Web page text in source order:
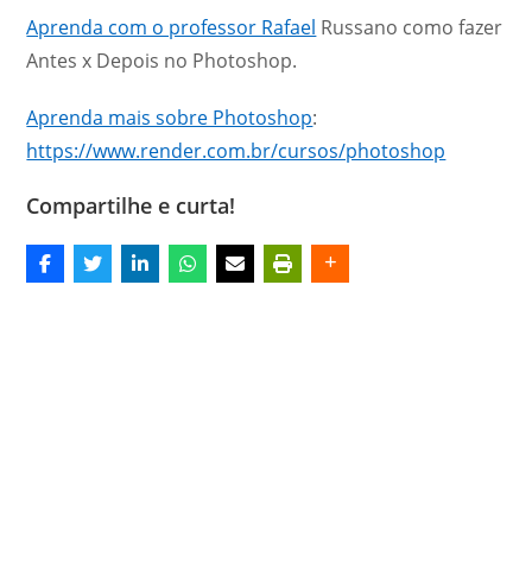
Aprenda com o professor Rafael Russano como fazer
Antes x Depois no Photoshop.
Aprenda mais sobre Photoshop:
https://www.render.com.br/cursos/photoshop
Compartilhe e curta!